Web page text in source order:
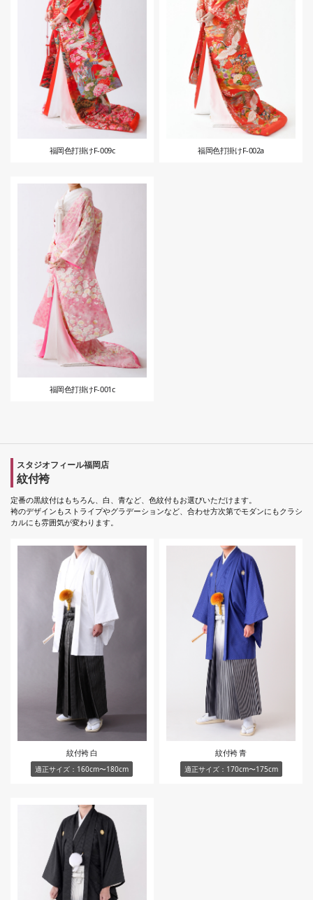
福岡色打掛けF-009c 福岡色打掛けF-002a
福岡色打掛けF-001c
スタジオフィール福岡店
紋付袴
定番の黒紋付はもちろん、白、青など、色紋付もお選びいただけます。
袴のデザインもストライプやグラデーションなど、合わせ方次第でモダンにもクラシ
カルにも雰囲気が変わります。
紋付袴 白
適正サイズ：160cm〜180cm
紋付袴 青
適正サイズ：170cm〜175cm